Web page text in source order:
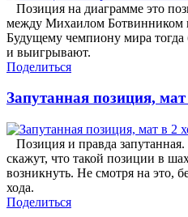
Позиция на диаграмме это
между Михаилом Ботвинником
Будущему чемпиону мира
и выигрывают.
Поделиться
Запутанная позиция, мат
Позиция и правда
скажут, что такой позиции в
возникнуть. Не смотря на это,
хода.
Поделиться